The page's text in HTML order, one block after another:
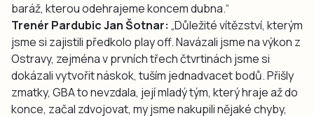
baráž, kterou odehrajeme koncem dubna.“
Trenér Pardubic Jan Šotnar: „Důležité vítězství, kterým
jsme si zajistili předkolo play off. Navázali jsme na výkon z
Ostravy, zejména v prvních třech čtvrtinách jsme si
dokázali vytvořit náskok, tuším jednadvacet bodů. Přišly
zmatky, GBA to nevzdala, její mladý tým, který hraje až do
konce, začal zdvojovat, my jsme nakupili nějaké chyby,